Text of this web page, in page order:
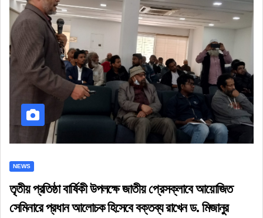
NEWS
তৃতীয় প্রতিষ্ঠা বার্ষিকী উপলক্ষে জাতীয় প্রেসক্লাবে আয়োজিত
সেমিনারে প্রধান আলোচক হিসেবে বক্তব্য রাখেন ড. মিজানুর